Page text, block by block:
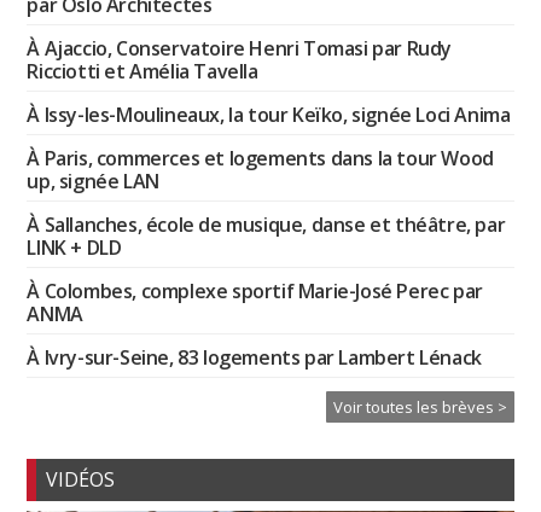
par Oslo Architectes
À Ajaccio, Conservatoire Henri Tomasi par Rudy
Ricciotti et Amélia Tavella
À Issy-les-Moulineaux, la tour Keïko, signée Loci Anima
À Paris, commerces et logements dans la tour Wood
up, signée LAN
À Sallanches, école de musique, danse et théâtre, par
LINK + DLD
À Colombes, complexe sportif Marie-José Perec par
ANMA
À Ivry-sur-Seine, 83 logements par Lambert Lénack
Voir toutes les brèves >
VIDÉOS